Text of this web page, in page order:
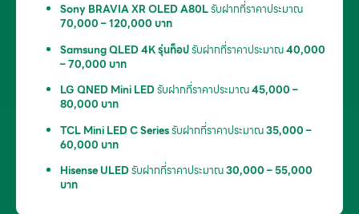
Sony BRAVIA XR OLED A80Lรับฝากที่ราคาประมาณ
70,000 – 120,000 บาท
Samsung QLED 4K รุ่นท็อปรับฝากที่ราคาประมาณ40,000
– 70,000 บาท
LG QNED Mini LEDรับฝากที่ราคาประมาณ45,000 –
80,000 บาท
TCL Mini LED C Seriesรับฝากที่ราคาประมาณ35,000 –
60,000 บาท
Hisense ULEDรับฝากที่ราคาประมาณ30,000 – 55,000
บาท